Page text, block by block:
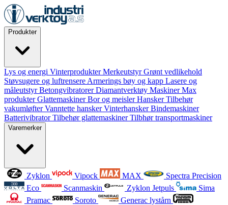
Produkter
Lys og energi VinterprodukterMerkeutstyrGrønt vedlikehold
Støvsugere og luftrensere Armerings bøy og kapp Lasere og
måleutstyrBetongvibratorerDiamantverktøy MaskinerMax
produkterGlattemaskinerBor og meislerHanskerTilbehør
vakumløfterVanntette hanskerVinterhanskerBindemaskiner
BatterivibratorTilbehør glattemaskinerTilbhør transportmaskiner
Varemerker
Zyklon Vipock MAX
Spectra Precision
Eco
Scanmaskin Zyklon Jetpuls
Sima
Pramac
Soroto
Generac lystårn